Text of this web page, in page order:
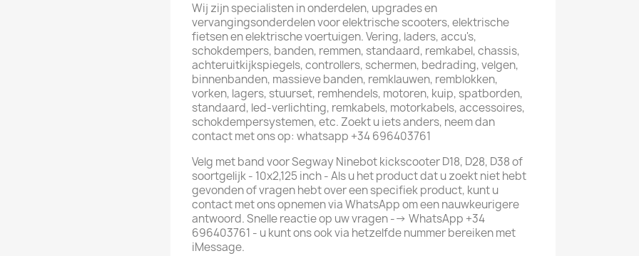
Wij zijn specialisten in onderdelen, upgrades en
vervangingsonderdelen voor elektrische scooters, elektrische
fietsen en elektrische voertuigen. Vering, laders, accu's,
schokdempers, banden, remmen, standaard, remkabel, chassis,
achteruitkijkspiegels, controllers, schermen, bedrading, velgen,
binnenbanden, massieve banden, remklauwen, remblokken,
vorken, lagers, stuurset, remhendels, motoren, kuip, spatborden,
standaard, led-verlichting, remkabels, motorkabels, accessoires,
schokdempersystemen, etc. Zoekt u iets anders, neem dan
contact met ons op: whatsapp +34 696403761
Velg met band voor Segway Ninebot kickscooter D18, D28, D38 of
soortgelijk - 10x2,125 inch - Als u het product dat u zoekt niet hebt
gevonden of vragen hebt over een specifiek product, kunt u
contact met ons opnemen via WhatsApp om een ​​nauwkeurigere
antwoord. Snelle reactie op uw vragen --> WhatsApp +34
696403761 - u kunt ons ook via hetzelfde nummer bereiken met
iMessage.